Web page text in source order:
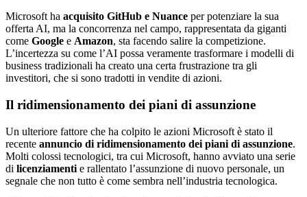
Microsoft ha acquisito GitHub e Nuance per potenziare la sua
offerta AI, ma la concorrenza nel campo, rappresentata da giganti
come Google e Amazon, sta facendo salire la competizione.
L’incertezza su come l’AI possa veramente trasformare i modelli di
business tradizionali ha creato una certa frustrazione tra gli
investitori, che si sono tradotti in vendite di azioni.
Il ridimensionamento dei piani di assunzione
Un ulteriore fattore che ha colpito le azioni Microsoft è stato il
recente annuncio di ridimensionamento dei piani di assunzione.
Molti colossi tecnologici, tra cui Microsoft, hanno avviato una serie
di licenziamenti e rallentato l’assunzione di nuovo personale, un
segnale che non tutto è come sembra nell’industria tecnologica.